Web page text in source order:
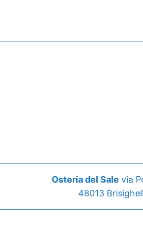
Osteria del Sale via
48013